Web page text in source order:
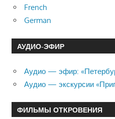
French
German
АУДИО-ЭФИР
Аудио — эфир:
Аудио — экскурсии
ФИЛЬМЫ ОТКРОВЕНИЯ